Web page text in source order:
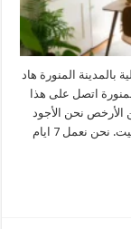
المنورة هاد
اتصل على هذا
نحن الأرخص نحن الأجود
نصلك فى اقصى سرعة ممكنة، أينما كنت، وفى أى توقيت. نحن نعمل 7 ايام